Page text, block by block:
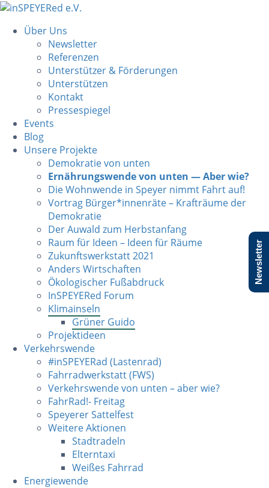
Über Uns
Newsletter
Referenzen
Unterstützer & Förderungen
Unterstützen
Kontakt
Pressespiegel
Events
Blog
Unsere Projekte
Demokratie von unten
Ernährungswende von unten — Aber wie?
Die Wohnwende in Speyer nimmt Fahrt auf!
Vortrag Bürger*innenräte – Krafträume der
Demokratie
Der Auwald zum Herbstanfang
Raum für Ideen – Ideen für Räume
Zukunftswerkstatt 2021
Anders Wirtschaften
Ökologischer Fußabdruck
InSPEYERed Forum
Klimainseln
Grüner Guido
Projektideen
Verkehrswende
#inSPEYERad (Lastenrad)
Fahrradwerkstatt (FWS)
Verkehrswende von unten – aber wie?
FahrRad!- Freitag
Speyerer Sattelfest
Weitere Aktionen
Stadtradeln
Elterntaxi
Weißes Fahrrad
Energiewende
Newsletter